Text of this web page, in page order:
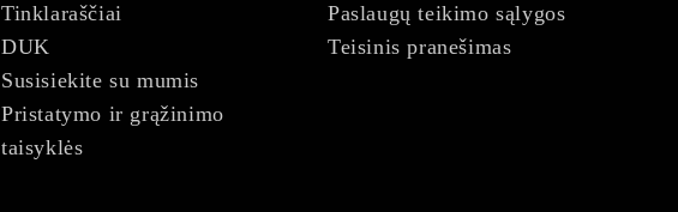
Tinklaraščiai
DUK
Susisiekite su mumis
Pristatymo ir grąžinimo
taisyklės
Paslaugų teikimo sąlygos
Teisinis pranešimas